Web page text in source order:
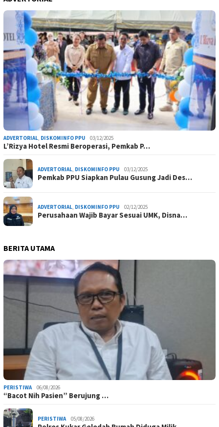
ADVERTORIAL DISKOMINFO PPU 03/12/2025
L’Rizya Hotel Resmi Beroperasi, Pemkab P…
ADVERTORIAL DISKOMINFO PPU 03/12/2025
Pemkab PPU Siapkan Pulau Gusung Jadi Des…
ADVERTORIAL DISKOMINFO PPU 02/12/2025
Perusahaan Wajib Bayar Sesuai UMK, Disna…
BERITA UTAMA
PERISTIWA 06/08/2026
“Bacot Nih Pasien” Berujung …
PERISTIWA 05/08/2026